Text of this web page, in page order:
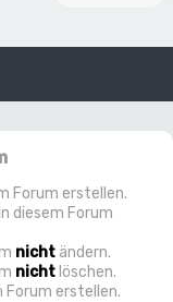
Forum erstellen.
diesem Forum
nicht ändern.
nicht löschen.
Forum erstellen.